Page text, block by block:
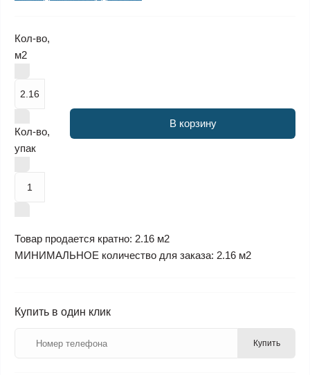
Кол-во,
м2
Кол-во,
упак
В корзину
Товар продается кратно: 2.16 м2
МИНИМАЛЬНОЕ количество для заказа: 2.16 м2
Купить в один клик
Купить